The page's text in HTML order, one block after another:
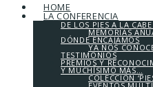
HOME
LA CONFERENCIA
DE LOS PIES A LA
MEMORIAS
DÓNDE ENCAJAMOS
YA NOS
TESTIMONIOS
PREMIOS Y
Y MUCHÍSIMO MÁS…
COLECCIÓN